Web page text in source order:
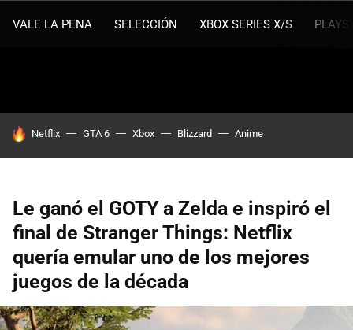
VALE LA PENA SELECCIÓN XBOX SERIES X/S
HOY SE HABLA DE
Netflix GTA 6 Xbox Blizzard Anime
Le ganó el GOTY a Zelda e inspiró el
final de Stranger Things: Netflix
quería emular uno de los mejores
juegos de la década